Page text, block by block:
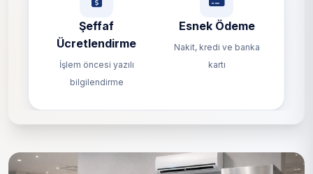
Şeffaf
Ücretlendirme
İşlem öncesi yazılı
bilgilendirme
Esnek Ödeme
Nakit, kredi ve banka
kartı